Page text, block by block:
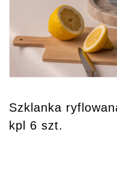
Szklanka
kpl 6 szt.